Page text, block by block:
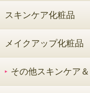
スキンケア化粧品
メイクアップ化粧品
その他スキンケア